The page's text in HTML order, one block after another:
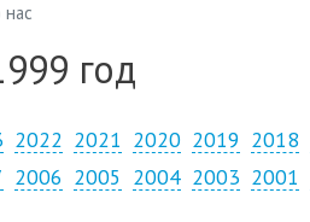
год
2022 2021 2020 2019 2018
2006 2005 2004 2003 2001